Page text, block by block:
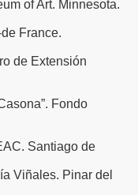
of Art. Minnesota.
France.
Extensión
Fondo
Santiago de
Pinar del